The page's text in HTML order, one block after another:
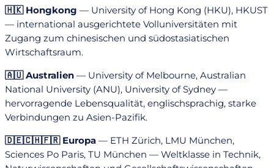
🇭🇰 Hongkong — University of Hong Kong (HKU), HKUST
— international ausgerichtete Volluniversitäten mit
Zugang zum chinesischen und südostasiatischen
Wirtschaftsraum.
🇦🇺 Australien — University of Melbourne, Australian
National University (ANU), University of Sydney —
hervorragende Lebensqualität, englischsprachig, starke
Verbindungen zu Asien-Pazifik.
🇩🇪🇨🇭🇫🇷 Europa — ETH Zürich, LMU München,
Sciences Po Paris, TU München — Weltklasse in Technik,